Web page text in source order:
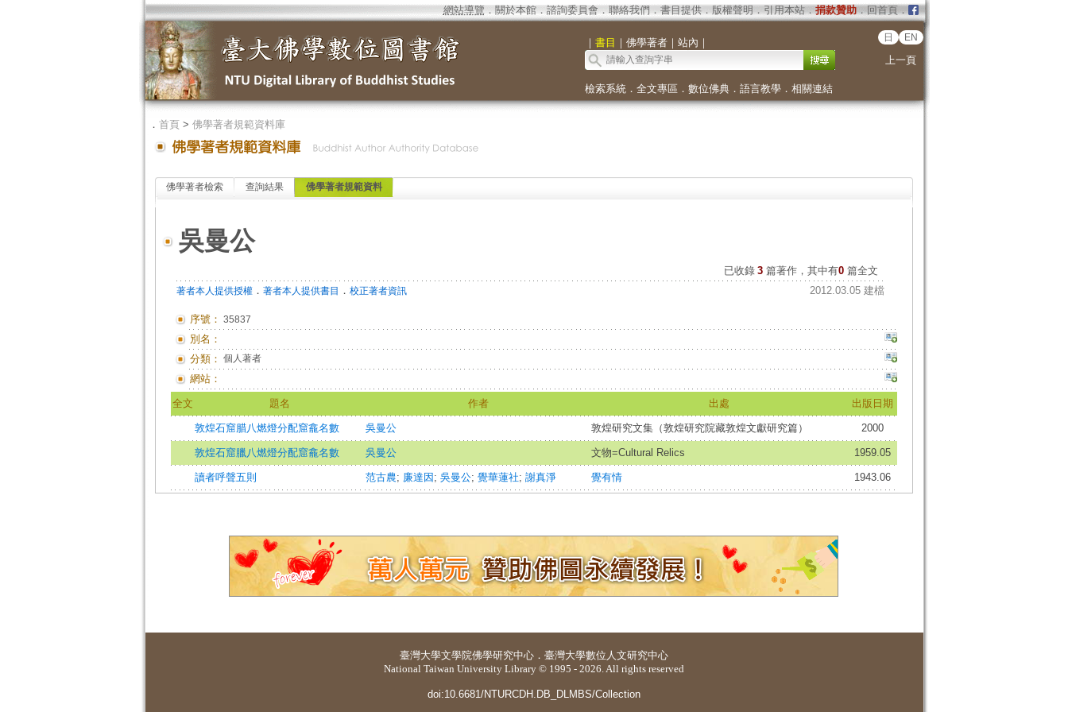
網站導覽 ． 關於本館． 諮詢委員會． 聯絡我們 ． 書目提供． 版權聲明 ． 引用本站． 捐款贊助．回首頁．
｜ 書目 ｜ 佛學著者｜ 站內 ｜ 日 EN
上一頁
檢索系統． 全文專區 ． 數位佛典． 語言教學． 相關連結
． 首頁> 佛學著者規範資料庫
佛學著者檢索 查詢結果 佛學著者規範資料
吳曼公
已收錄 3 篇著作，其中有0篇全文
著者本人提供授權． 著者本人提供書目 ． 校正著者資訊 2012.03.05 建檔
序號： 35837
別名：
分類： 個人著者
網站：
全文 題名 作者 出處 出版日期
敦煌石窟腊八燃燈分配窟龕名數 吳曼公 敦煌研究文集（敦煌研究院藏敦煌文獻研究篇） 2000
敦煌石窟臘八燃燈分配窟龕名數 吳曼公 文物=Cultural Relics 1959.05
讀者呼聲五則 范古農; 廉達因 ; 吳曼公; 覺華蓮社; 謝真淨 覺有情 1943.06
臺灣大學文學院佛學研究中心 ． 臺灣大學數位人文研究中心
National Taiwan University Library © 1995 - 2026. All rights reserved
doi:10.6681/NTURCDH.DB_DLMBS/Collection